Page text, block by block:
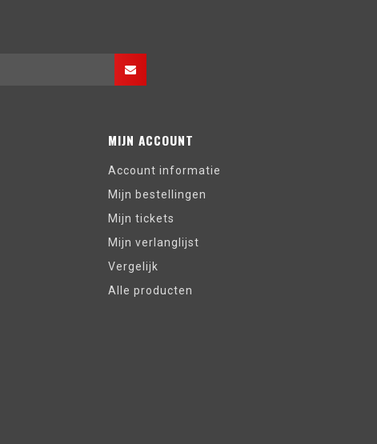
MIJN ACCOUNT
Account informatie
Mijn bestellingen
Mijn tickets
Mijn verlanglijst
Vergelijk
Alle producten